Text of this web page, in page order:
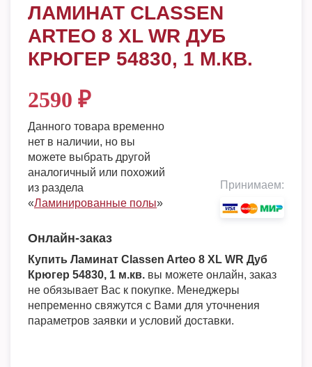
ЛАМИНАТ CLASSEN
ARTEO 8 XL WR ДУБ
КРЮГЕР 54830, 1 М.КВ.
2590 ₽
Данного товара временно
нет в наличии, но вы
можете выбрать другой
аналогичный или похожий
из раздела
«Ламинированные полы»
Принимаем:
Онлайн-заказ
Купить Ламинат Classen Arteo 8 XL WR Дуб
Крюгер 54830, 1 м.кв. вы можете онлайн, заказ
не обязывает Вас к покупке. Менеджеры
непременно свяжутся с Вами для уточнения
параметров заявки и условий доставки.